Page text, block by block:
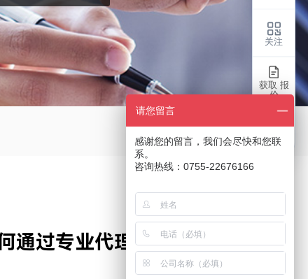
通过专业代理商实现降本增效？
关注
获取 报
价
返回
请您留言
感谢您的留言，我们会尽快和您联
系。
咨询热线：0755-22676166